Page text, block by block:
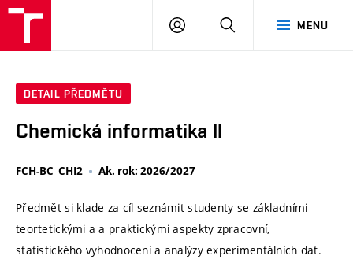
MENU
PŘIHLÁSIT
DETAIL PŘEDMĚTU
Chemická informatika II
FCH-BC_CHI2 Ak. rok: 2026/2027
Předmět si klade za cíl seznámit studenty se základními
teortetickými a a praktickými aspekty zpracovní,
statistického vyhodnocení a analýzy experimentálních dat.